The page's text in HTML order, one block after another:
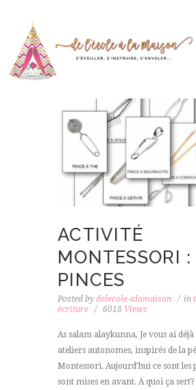
ACTIVITÉ
MONTESSORI :
PINCES
Posted by delecole-alamaison in
écriture
6018 Views
As salam alaykunna, Je vous ai déjà
ateliers autonomes, inspirés de la
Montessori. Aujourd’hui ce sont les
sont mises en avant. A quoi ça